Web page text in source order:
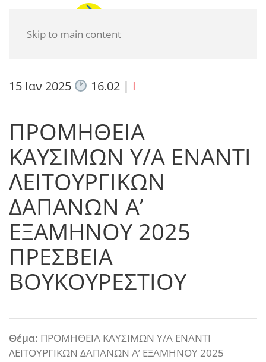
Skip to main content
15 Ιαν 2025 16.02| I
ΠΡΟΜΗΘΕΙΑ
ΚΑΥΣΙΜΩΝ Υ/Α ΕΝΑΝΤΙ
ΛΕΙΤΟΥΡΓΙΚΩΝ
ΔΑΠΑΝΩΝ Α’
ΕΞΑΜΗΝΟΥ 2025
ΠΡΕΣΒΕΙΑ
ΒΟΥΚΟΥΡΕΣΤΙΟΥ
Θέμα: ΠΡΟΜΗΘΕΙΑ ΚΑΥΣΙΜΩΝ Υ/Α ΕΝΑΝΤΙ
ΛΕΙΤΟΥΡΓΙΚΩΝ ΔΑΠΑΝΩΝ Α’ ΕΞΑΜΗΝΟΥ 2025